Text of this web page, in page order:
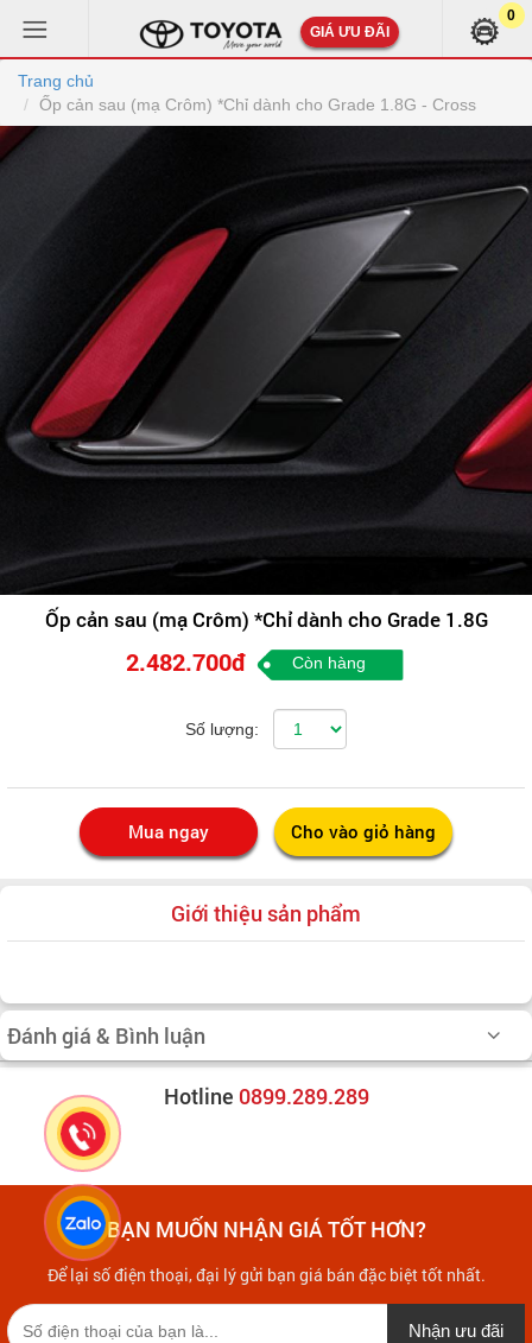
GIÁ ƯU ĐÃI
0
Trang chủ
Ốp cản sau (mạ Crôm) *Chỉ dành cho Grade 1.8G - Cross
Ốp cản sau (mạ Crôm) *Chỉ dành cho Grade 1.8G
2.482.700đ Còn hàng
Số lượng:
Giới thiệu sản phẩm
Đánh giá & Bình luận
Hotline 0899.289.289
BẠN MUỐN NHẬN GIÁ TỐT HƠN?
Để lại số điện thoại, đại lý gửi bạn giá bán đặc biệt tốt nhất.
Nhận ưu đãi